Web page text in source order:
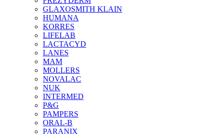
GLAXOSMITH KLAIN
HUMANA
KORRES
LIFELAB
LACTACYD
LANES
MAM
MOLLERS
NOVALAC
NUK
INTERMED
P&G
PAMPERS
ORAL-B
PARANIX